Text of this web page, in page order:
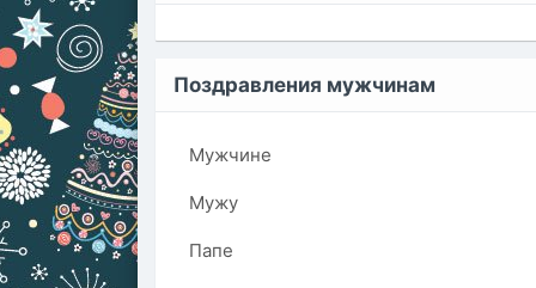
Поздравления мужчинам
Мужчине
Мужу
Папе